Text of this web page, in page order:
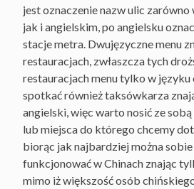
jest oznaczenie nazw ulic
jak i angielskim, po angielsku
stacje metra. Dwujęzyczne menu
restauracjach, zwłaszcza tych
restauracjach menu tylko w języku
spotkać również taksówkarza
angielski, więc warto nosić ze
lub miejsca do którego chcemy
biorąc jak najbardziej można
funkcjonować w Chinach znając
mimo iż większość osób